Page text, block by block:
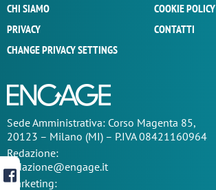
CHI SIAMO
COOKIE POLICY
PRIVACY
CONTATTI
CHANGE PRIVACY SETTINGS
SedeAmministrativa: Corso Magenta 85,
20123 – Milano (MI) – P.IVA 08421160964
Redazione:
redazione@engage.it
Marketing: